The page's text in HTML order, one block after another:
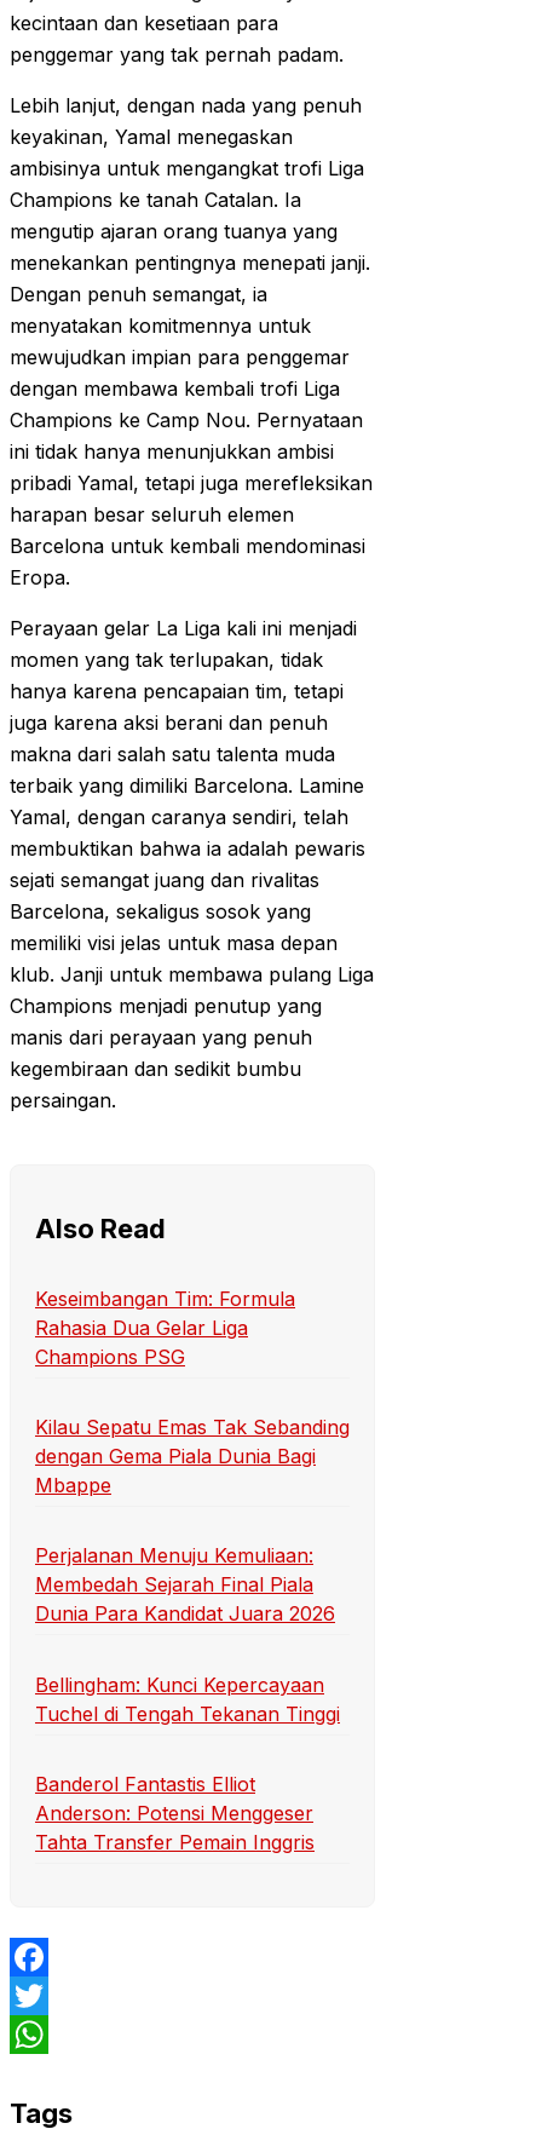
kecintaan dan kesetiaan para
penggemar yang tak pernah padam.
Lebih lanjut, dengan nada yang penuh
keyakinan, Yamal menegaskan
ambisinya untuk mengangkat trofi Liga
Champions ke tanah Catalan. Ia
mengutip ajaran orang tuanya yang
menekankan pentingnya menepati janji.
Dengan penuh semangat, ia
menyatakan komitmennya untuk
mewujudkan impian para penggemar
dengan membawa kembali trofi Liga
Champions ke Camp Nou. Pernyataan
ini tidak hanya menunjukkan ambisi
pribadi Yamal, tetapi juga merefleksikan
harapan besar seluruh elemen
Barcelona untuk kembali mendominasi
Eropa.
Perayaan gelar La Liga kali ini menjadi
momen yang tak terlupakan, tidak
hanya karena pencapaian tim, tetapi
juga karena aksi berani dan penuh
makna dari salah satu talenta muda
terbaik yang dimiliki Barcelona. Lamine
Yamal, dengan caranya sendiri, telah
membuktikan bahwa ia adalah pewaris
sejati semangat juang dan rivalitas
Barcelona, sekaligus sosok yang
memiliki visi jelas untuk masa depan
klub. Janji untuk membawa pulang Liga
Champions menjadi penutup yang
manis dari perayaan yang penuh
kegembiraan dan sedikit bumbu
persaingan.
Also Read
Keseimbangan Tim: Formula
Rahasia Dua Gelar Liga
Champions PSG
Kilau Sepatu Emas Tak Sebanding
dengan Gema Piala Dunia Bagi
Mbappe
Perjalanan Menuju Kemuliaan:
Membedah Sejarah Final Piala
Dunia Para Kandidat Juara 2026
Bellingham: Kunci Kepercayaan
Tuchel di Tengah Tekanan Tinggi
Banderol Fantastis Elliot
Anderson: Potensi Menggeser
Tahta Transfer Pemain Inggris
Facebook
Twitter
Tags